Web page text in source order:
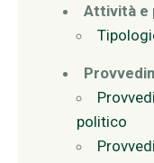
Attività e
politico